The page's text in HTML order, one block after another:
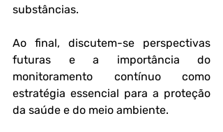
substâncias.
Ao final, discutem-se perspectivas
futuras e a importância do
monitoramento contínuo como
estratégia essencial para a proteção
da saúde e do meio ambiente.